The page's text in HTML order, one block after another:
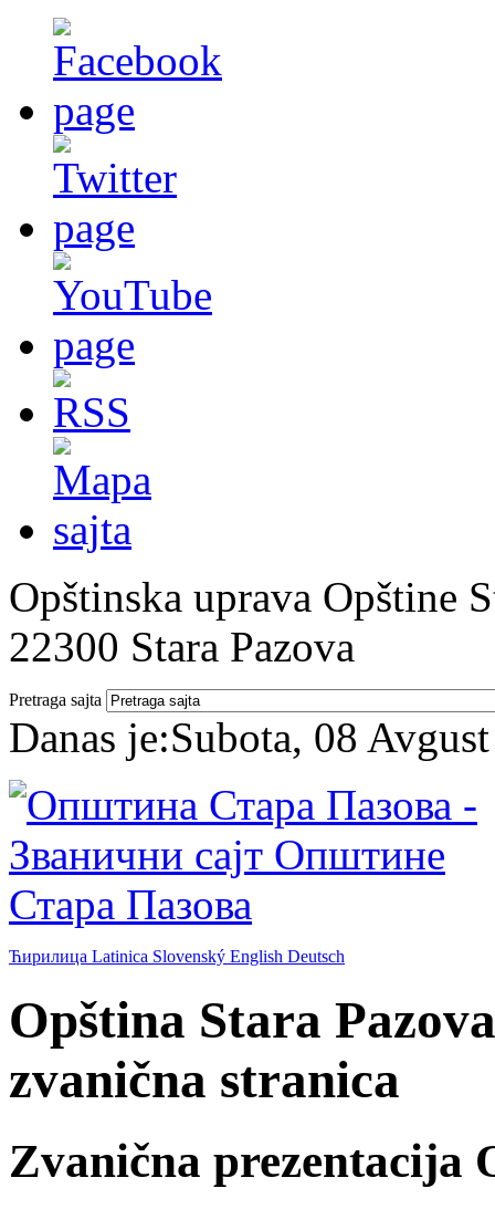
Opštinska uprava Opštine
22300 Stara Pazova
Pretraga sajta
Danas je:Subota, 08
Ћирилица Latinica Slovenský English Deutsch
Opština Stara
zvanična stranica
Zvanična prezentacija